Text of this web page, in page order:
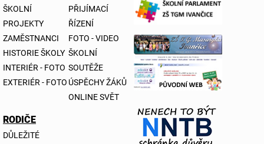
ŠKOLNÍ
PROJEKTY
ZAMĚSTNANCI
HISTORIE ŠKOLY
INTERIÉR - FOTO
EXTERIÉR - FOTO
PŘIJÍMACÍ
ŘÍZENÍ
FOTO - VIDEO
ŠKOLNÍ
SOUTĚŽE
ÚSPĚCHY ŽÁKŮ
ONLINE SVĚT
RODIČE
DŮLEŽITÉ